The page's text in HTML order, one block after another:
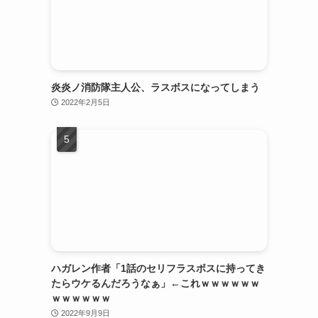
炎炎ノ消防隊主人公、ラスボスになってしまう
2022年2月5日
ハガレン作者「1話のセリフラスボスに持ってき
たらウケるんだろうなぁ」←これｗｗｗｗｗｗ
ｗｗｗｗｗｗ
2022年9月9日